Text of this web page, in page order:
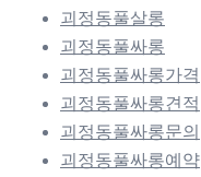
괴정동풀살롱
괴정동풀싸롱
괴정동풀싸롱가격
괴정동풀싸롱견적
괴정동풀싸롱문의
괴정동풀싸롱예약